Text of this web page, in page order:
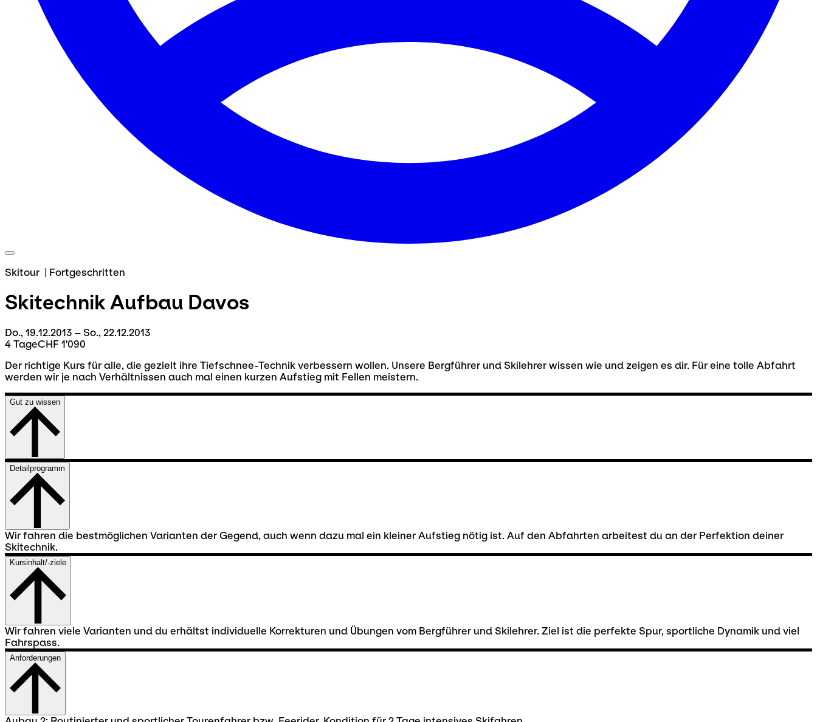
Skitour | Fortgeschritten
Skitechnik Aufbau Davos
Do., 19.12.2013 – So., 22.12.2013
4 TageCHF 1'090
Der richtige Kurs für alle, die gezielt ihre Tiefschnee-Technik verbessern wollen. Unsere Bergführer und Skilehrer wissen wie und zeigen es dir. Für eine tolle Abfahrt
werden wir je nach Verhältnissen auch mal einen kurzen Aufstieg mit Fellen meistern.
Gut zu wissen
Detailprogramm
Wir fahren die bestmöglichen Varianten der Gegend, auch wenn dazu mal ein kleiner Aufstieg nötig ist. Auf den Abfahrten arbeitest du an der Perfektion deiner
Skitechnik.
Kursinhalt/-ziele
Wir fahren viele Varianten und du erhältst individuelle Korrekturen und Übungen vom Bergführer und Skilehrer. Ziel ist die perfekte Spur, sportliche Dynamik und viel
Fahrspass.
Anforderungen